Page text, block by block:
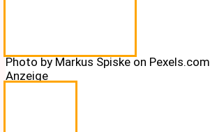
Photo by Markus Spiske on Pexels.com
Anzeige